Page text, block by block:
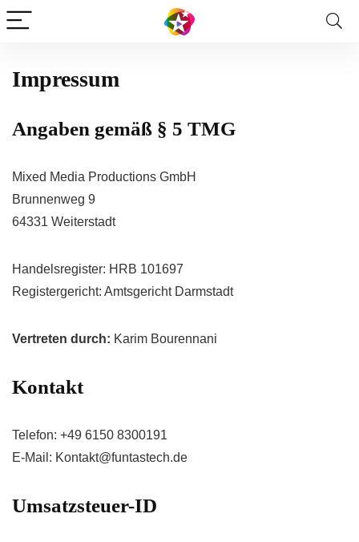
Impressum
Angaben gemäß § 5 TMG
Mixed Media Productions GmbH
Brunnenweg 9
64331 Weiterstadt
Handelsregister: HRB 101697
Registergericht: Amtsgericht Darmstadt
Vertreten durch: Karim Bourennani
Kontakt
Telefon: +49 6150 8300191
E-Mail: Kontakt@funtastech.de
Umsatzsteuer-ID